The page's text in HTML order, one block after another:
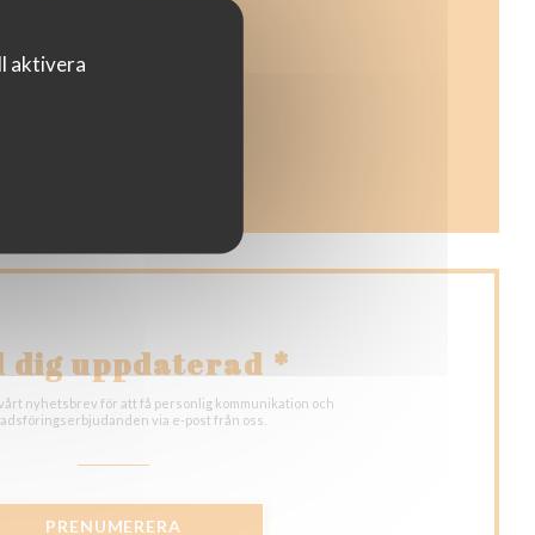
aktivera
fönster))
dig uppdaterad *
nyhetsbrev för att få personlig kommunikation och
via e-post från oss.
PRENUMERERA